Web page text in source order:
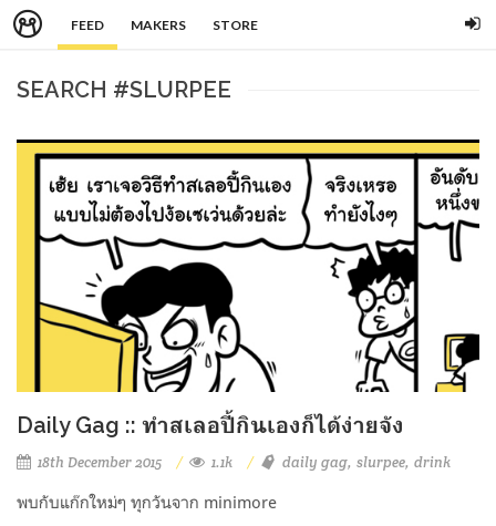
FEED MAKERS STORE
SEARCH #SLURPEE
Daily Gag :: ทำสเลอปี้กินเองก็ได้ง่ายจัง
18th December 2015 1.1k daily gag slurpee drink
พบกับแก๊กใหม่ๆ ทุกวันจาก minimore